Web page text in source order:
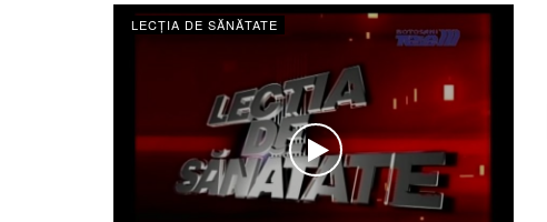
LECȚIA DE SĂNĂTATE